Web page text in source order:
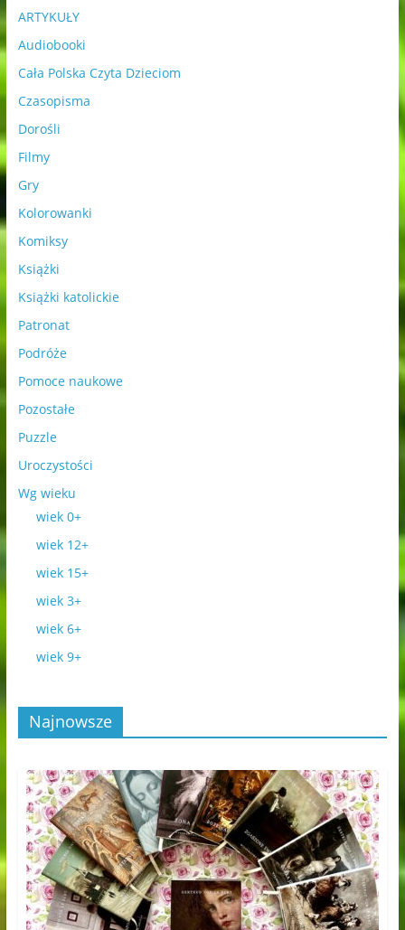
ARTYKUŁY
Audiobooki
Cała Polska Czyta Dzieciom
Czasopisma
Dorośli
Filmy
Gry
Kolorowanki
Komiksy
Książki
Książki katolickie
Patronat
Podróże
Pomoce naukowe
Pozostałe
Puzzle
Uroczystości
Wg wieku
wiek 0+
wiek 12+
wiek 15+
wiek 3+
wiek 6+
wiek 9+
Najnowsze